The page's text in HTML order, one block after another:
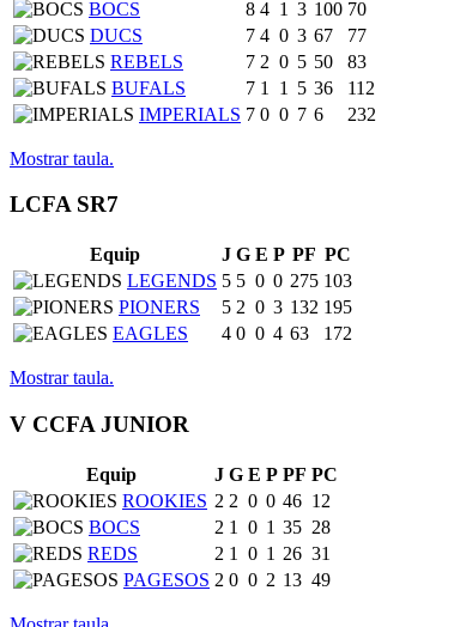
BOCS
8 4 1 3 100 70
DUCS
7 4 0 3 67
77
REBELS
7 2 0 5 50
83
BUFALS
7 1 1 5 36
112
IMPERIALS 7 0 0 7 6 232
Mostrar taula.
LCFA SR7
Equip J G E P PF PC
LEGENDS 5 5 0 0 275 103
PIONERS
5 2 0 3 132 195
EAGLES
4 0 0 4 63 172
Mostrar taula.
V CCFA JUNIOR
Equip J G E P PF PC
ROOKIES 2 2 0 0 46 12
BOCS
2 1 0 1 35 28
REDS
2 1 0 1 26 31
PAGESOS 2 0 0 2 13 49